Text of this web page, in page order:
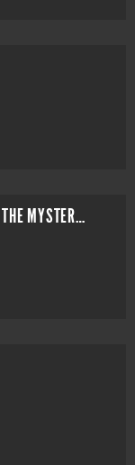
SCOOBY-DOO! ADVENTURES: THE MYSTERY MAP